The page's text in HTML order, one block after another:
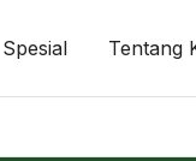
Spesial Tentang